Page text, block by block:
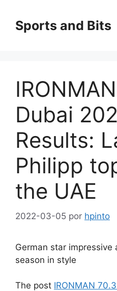
contenido
Sports and Bits
Dubai
Results:
Philipp
the UAE
2022-03-05 por hpinto
German star impressive
season in style
The post IRONMAN